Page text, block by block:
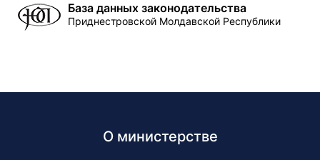
База данных законодательства
Приднестровской Молдавской Республики
О министерстве